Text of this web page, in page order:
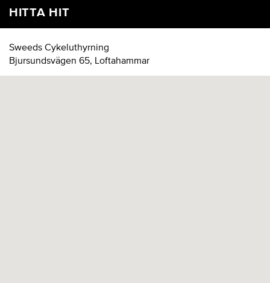
HITTA HIT
Sweeds Cykeluthyrning
Bjursundsvägen 65, Loftahammar